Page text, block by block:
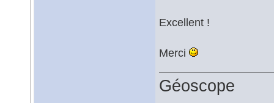
Excellent !
Merci
Géoscope